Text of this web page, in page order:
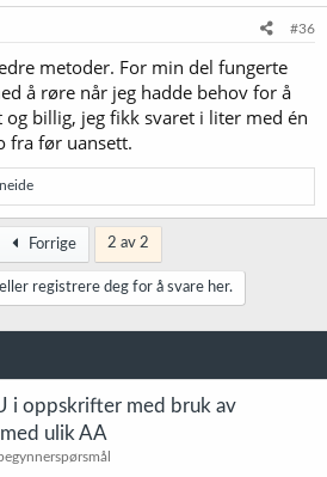
#36
metoder. For min del fungerte
å røre når jeg hadde behov for å
og billig, jeg fikk svaret i liter med én
fra før uansett.
Forrige 2 av 2
eller registrere deg for å svare her.
i oppskrifter med bruk av
ulik AA